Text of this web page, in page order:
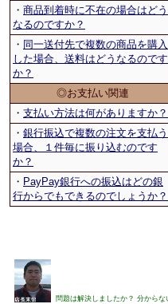
・ 商品到着時に不在の場合はどう
なるのですか？
・ 同一送付先で複数の商品を購入
した場合、送料はどうなるのです
か？
◎お支払い関連
・ 支払い方法は何がありますか？
・ 銀行振込で複数の注文を支払う
場合、１件毎に振り込むのです
か？
・ PayPay銀行への振込はどの銀
行からでもできるのでしょうか？
問題は解決しましたか？ 分から